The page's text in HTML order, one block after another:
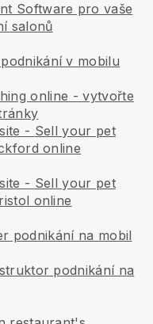
Software pro vaše
salonů
v mobilu
online - vytvořte
- Sell your pet
online
- Sell your pet
online
podnikání na mobil
podnikání na